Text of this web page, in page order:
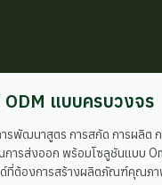
ODM แบบครบวงจร
พัฒนาสูตร การสกัด การผลิต ก
การส่งออก พร้อมโซลูชันแบบ
ที่ต้องการสร้างผลิตภัณฑ์คุณภา